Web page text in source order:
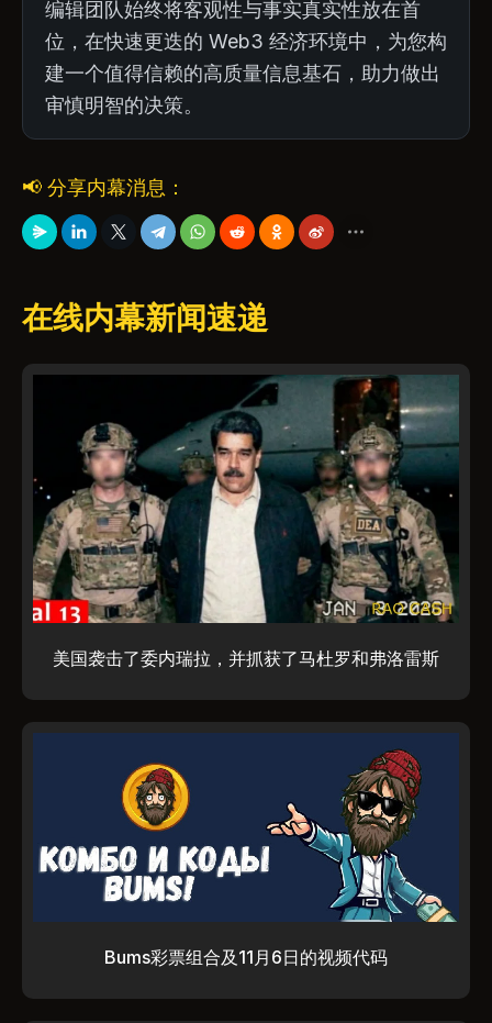
编辑团队始终将客观性与事实真实性放在首
位，在快速更迭的 Web3 经济环境中，为您构
建一个值得信赖的高质量信息基石，助力做出
审慎明智的决策。
📢 分享内幕消息：
在线内幕新闻速递
美国袭击了委内瑞拉，并抓获了马杜罗和弗洛雷斯
Bums彩票组合及11月6日的视频代码